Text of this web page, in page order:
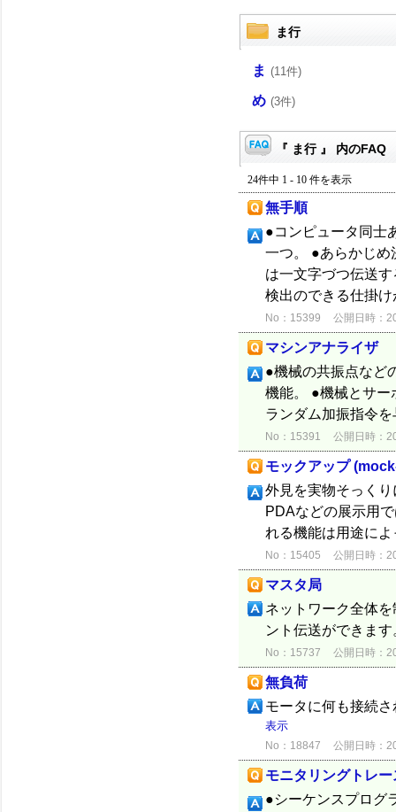
ま行
ま (11件)
め (3件)
『 ま行 』 内のFAQ
24件中 1 - 10 件を表示
無手順
●コンピュータ同士
一つ。 ●あらかじめ
は一文字づつ伝送
検出のできる仕掛
No：15399 公開日時：
マシンアナライザ
●機械の共振点など
機能。 ●機械とサー
ランダム加振指令
No：15391 公開日時：
モックアップ
外見を実物そっく
PDAなどの展示用
れる機能は用途に
No：15405 公開日時：
マスタ局
ネットワーク全体
ント伝送ができま
No：15737 公開日時：
無負荷
モータに何も接続
表示
No：18847 公開日時：
モニタリングトレー
●シーケンスプログ